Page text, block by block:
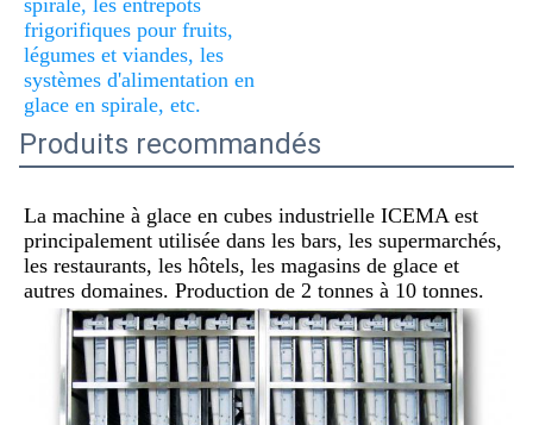
spirale, les entrepôts
frigorifiques pour fruits,
légumes et viandes, les
systèmes d'alimentation en
glace en spirale, etc.
Produits recommandés
La machine à glace en cubes industrielle ICEMA est
principalement utilisée dans les bars, les supermarchés,
les restaurants, les hôtels, les magasins de glace et
autres domaines. Production de 2 tonnes à 10 tonnes.